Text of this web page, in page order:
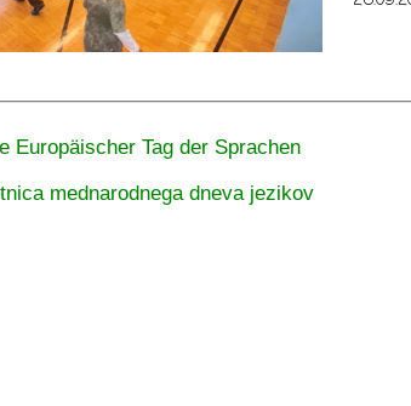
Europäischer Tag der Sprachen
mednarodnega dneva jezikov